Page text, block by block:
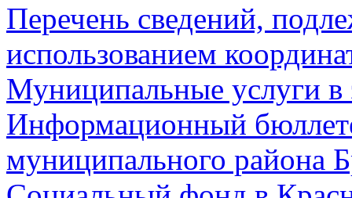
Перечень сведений,
использованием
Муниципальные услуги в
Информационный
муниципального района